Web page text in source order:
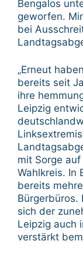
Bengalos
geworfen.
bei
„Erneut
bereits seit
ihre
Leipzig
mit Sorge
Wahlkreis. In
bereits
Bürgerbüros.
sich der
Leipzig auch
verstärkt